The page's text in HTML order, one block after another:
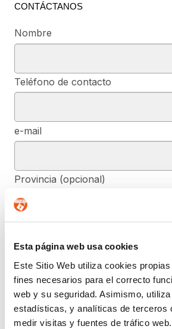
Esta página web usa cookies
Este Sitio Web utiliza cookies
fines necesarios para el correcto
web y su seguridad. Asimismo,
estadísticas, y analíticas de terceros
medir visitas y fuentes de tráfico
CONTÁCTANOS
Nombre
Teléfono de contacto
e-mail
Provincia (opcional)
De conformidad con el RGPD y la LOPDGDD,
PRIVACIDAD DE DATOS, S.L. tratará los
finalidad de contestar a las dudas y/o quejas
del presente formulario y facilitar la
ejercer, si lo desea, los derechos de